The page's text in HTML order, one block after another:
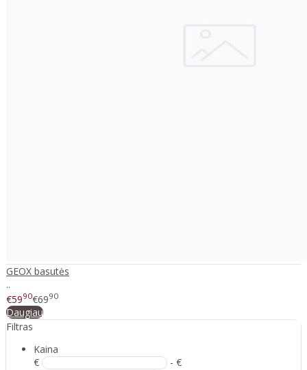
GEOX basutės
..
€5990€6990
Daugiau
Filtras
Kaina
€
- €